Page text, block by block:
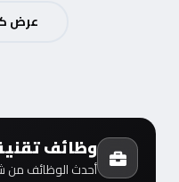
عرض
وظائف
أحدث الوظائف من